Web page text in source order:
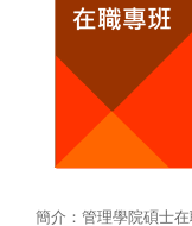
簡介：管理學院碩士